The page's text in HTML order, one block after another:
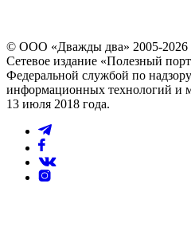
© ООО «Дважды два» 2005-2026
Сетевое издание «Полезный
Федеральной службой по
информационных технологий и
13 июля 2018 года.